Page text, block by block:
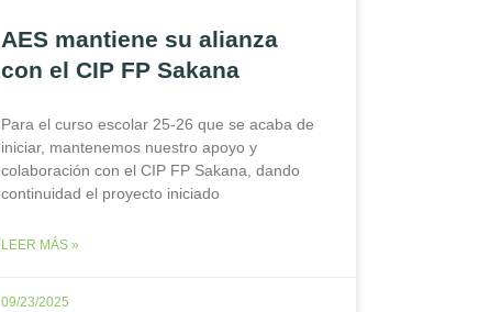
AES mantiene su alianza
con el CIP FP Sakana
Para el curso escolar 25-26 que se acaba de
iniciar, mantenemos nuestro apoyo y
colaboración con el CIP FP Sakana, dando
continuidad el proyecto iniciado
LEER MÁS »
09/23/2025